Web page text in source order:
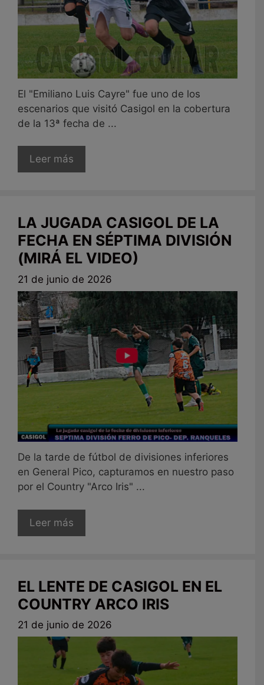
El "Emiliano Luis Cayre" fue uno de los
escenarios que visitó Casigol en la cobertura
de la 13ª fecha de ...
Leer más
LA JUGADA CASIGOL DE LA
FECHA EN SÉPTIMA DIVISIÓN
(MIRÁ EL VIDEO)
21 de junio de 2026
De la tarde de fútbol de divisiones inferiores
en General Pico, capturamos en nuestro paso
por el Country "Arco Iris" ...
Leer más
EL LENTE DE CASIGOL EN EL
COUNTRY ARCO IRIS
21 de junio de 2026